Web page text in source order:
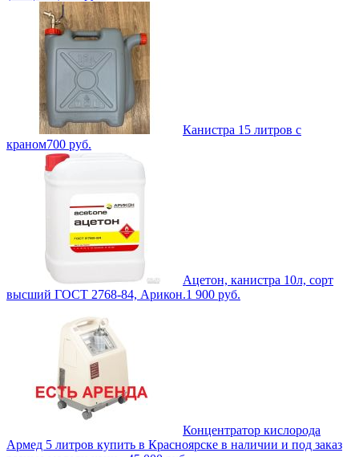
Канистра 15 литров с
краном700 руб.
Ацетон, канистра 10л, сорт
высший ГОСТ 2768-84, Арикон.1 900 руб.
Концентратор кислорода
Армед 5 литров купить в Красноярске в наличии и под заказ